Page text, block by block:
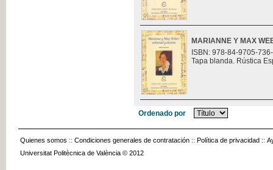
MARIANNE Y MAX
ISBN: 978-84-9705-
Tapa blanda. Rústica
Ordenado por
Quienes somos :: Condiciones generales de contratación :: Política de privacidad ::
Universitat Politècnica de València © 2012